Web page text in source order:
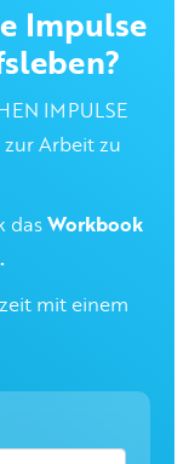
Impulse
IMPULSE
Arbeit zu
dasWorkbook
mit einem